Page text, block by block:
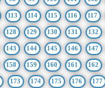
113 114 115 116 117
128 129 130 131 132
143 144 145 146 147
158 159 160 161 162
173 174 175 176 177